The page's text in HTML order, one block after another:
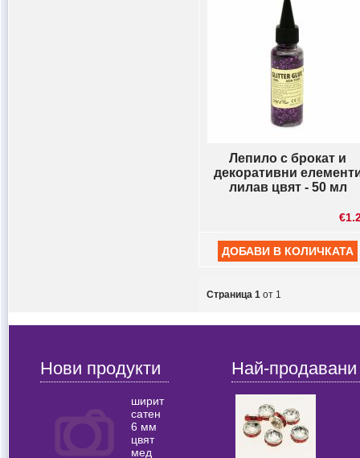
Лепило с брокат и
декоративни
лилав цвят - 50 мл
Страница 1 от 1
Нови продукти
ширит
сатен
6 мм
цвят
мед
Най-продавани